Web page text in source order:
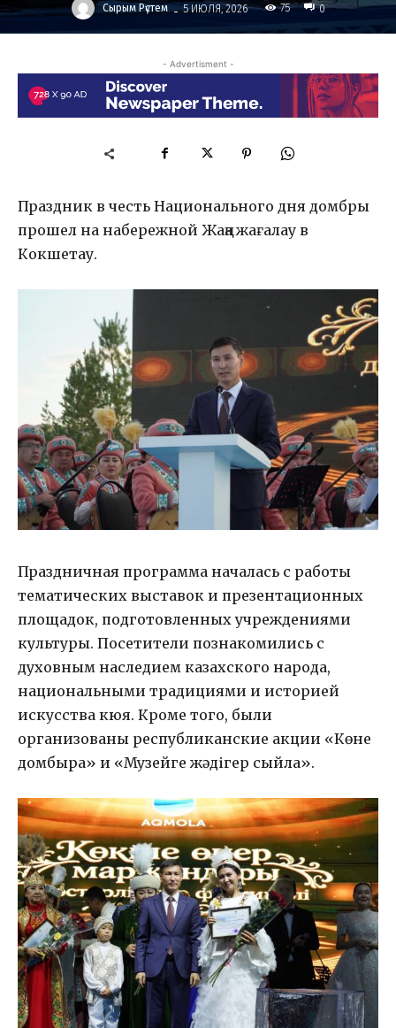
Сырым Рүстем - 5 ИЮЛЯ, 2026 75 0
- Advertisment -
Праздник в честь Национального дня домбры
прошел на набережной Жаңа жағалау в
Кокшетау.
Праздничная программа началась с работы
тематических выставок и презентационных
площадок, подготовленных учреждениями
культуры. Посетители познакомились с
духовным наследием казахского народа,
национальными традициями и историей
искусства кюя. Кроме того, были
организованы республиканские акции «Көне
домбыра» и «Музейге жәдігер сыйла».